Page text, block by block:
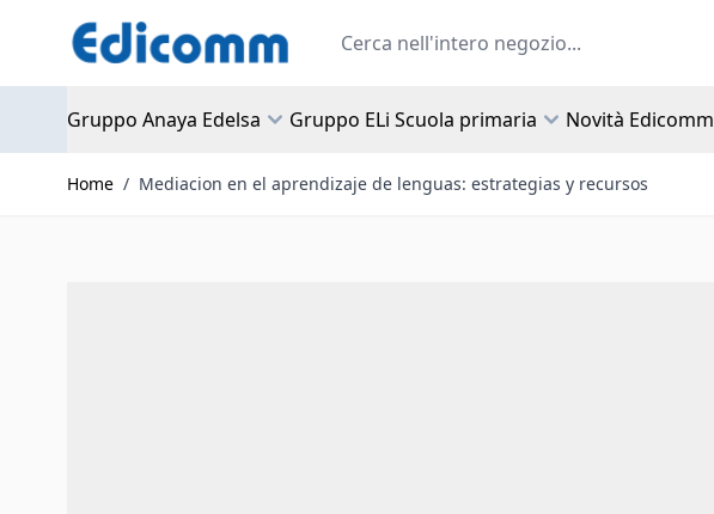
Search
Gruppo Anaya Edelsa Gruppo ELi Scuola primaria Novità Edicomm
Home / Mediacion en el aprendizaje de lenguas: estrategias y recursos